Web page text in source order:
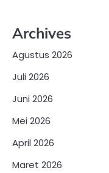
Archives
Agustus 2026
Juli 2026
Juni 2026
Mei 2026
April 2026
Maret 2026